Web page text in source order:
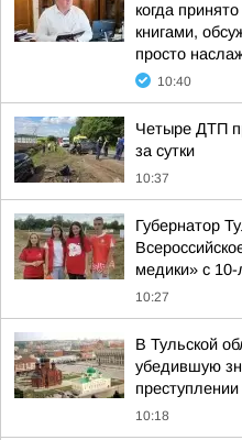
когда
книгами,
просто
10:40
Четыре ДТП
за сутки
10:37
Губернатор
медики» с
10:27
В Тульской
убедившую
преступлении
10:18